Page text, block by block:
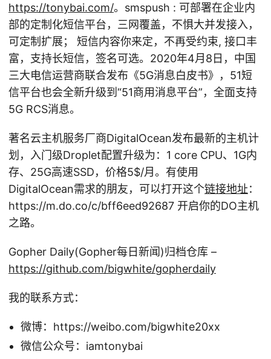
https://tonybai.com/。smspush : 可部署在企业内
部的定制化短信平台，三网覆盖，不惧大并发接入，
可定制扩展； 短信内容你来定，不再受约束, 接口丰
富，支持长短信，签名可选。2020年4月8日，中国
三大电信运营商联合发布《5G消息白皮书》，51短
信平台也会全新升级到“51商用消息平台”，全面支持
5G RCS消息。
著名云主机服务厂商DigitalOcean发布最新的主机计
划，入门级Droplet配置升级为：1 core CPU、1G内
存、25G高速SSD，价格5$/月。有使用
DigitalOcean需求的朋友，可以打开这个链接地址：
https://m.do.co/c/bff6eed92687 开启你的DO主机
之路。
Gopher Daily(Gopher每日新闻)归档仓库 –
https://github.com/bigwhite/gopherdaily
我的联系方式：
微博：https://weibo.com/bigwhite20xx
微信公众号：iamtonybai